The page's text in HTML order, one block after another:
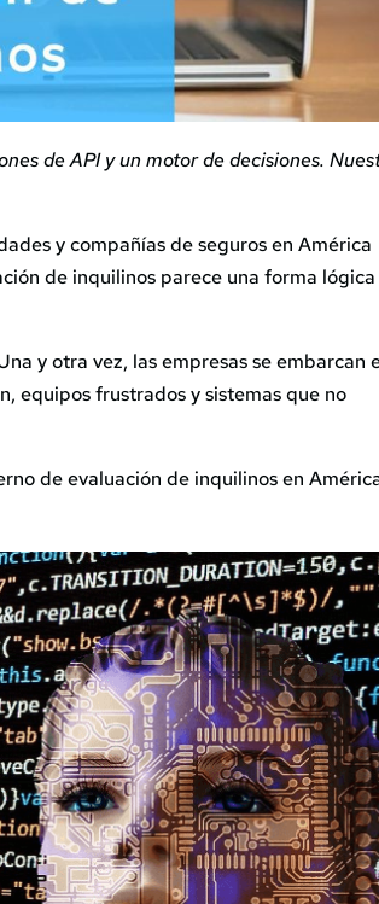
de API y un motor de decisiones.
y compañías de seguros en América
de inquilinos parece una forma
y otra vez, las empresas se embarcan
equipos frustrados y sistemas que no
de evaluación de inquilinos en